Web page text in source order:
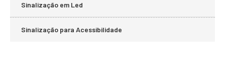
Sinalização em Led
Sinalização para Acessibilidade